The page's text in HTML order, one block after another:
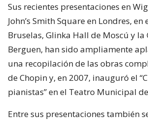
Sus recientes presentaciones en
John’s Smith Square en Londres,
Bruselas, Glinka Hall de Moscú y la
Berguen, han sido ampliamente
una recopilación de las obras
de Chopin y, en 2007, inauguró el
pianistas” en el Teatro Municipal
Entre sus presentaciones también